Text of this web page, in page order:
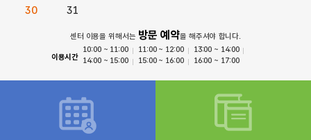
30
31
센터 이용을 위해서는 방문 예약을 해주셔야 합니다.
이용시간
10:00 ~ 11:00 11:00 ~ 12:00
13:00 ~ 14:00
14:00 ~ 15:00
15:00 ~ 16:00 16:00 ~ 17:00